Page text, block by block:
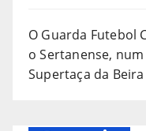
O Guarda Futebol
o Sertanense,
Supertaça da